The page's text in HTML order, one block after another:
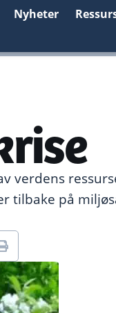
Nyheter
verdens
tilbake på